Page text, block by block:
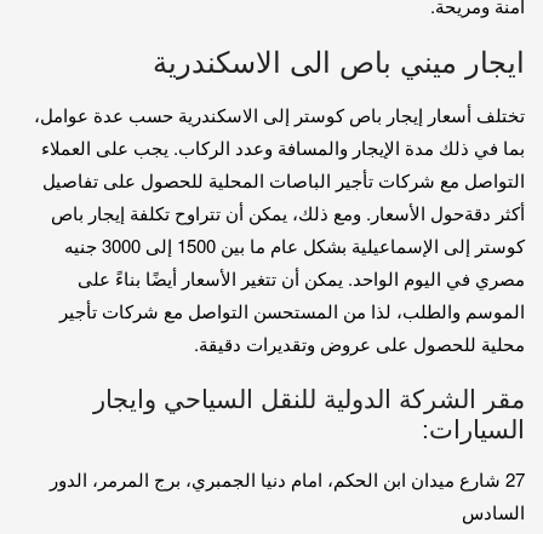
آمنة ومريحة.
ايجار ميني باص الى الاسكندرية
تختلف أسعار إيجار باص كوستر إلى الاسكندرية حسب عدة عوامل،
بما في ذلك مدة الإيجار والمسافة وعدد الركاب. يجب على العملاء
التواصل مع شركات تأجير الباصات المحلية للحصول على تفاصيل
أكثر دقةحول الأسعار. ومع ذلك، يمكن أن تتراوح تكلفة إيجار باص
كوستر إلى الإسماعيلية بشكل عام ما بين 1500 إلى 3000 جنيه
مصري في اليوم الواحد. يمكن أن تتغير الأسعار أيضًا بناءً على
الموسم والطلب، لذا من المستحسن التواصل مع شركات تأجير
محلية للحصول على عروض وتقديرات دقيقة.
مقر الشركة الدولية للنقل السياحي وايجار
السيارات:
27 شارع ميدان ابن الحكم، امام دنيا الجمبري، برج المرمر، الدور
السادس